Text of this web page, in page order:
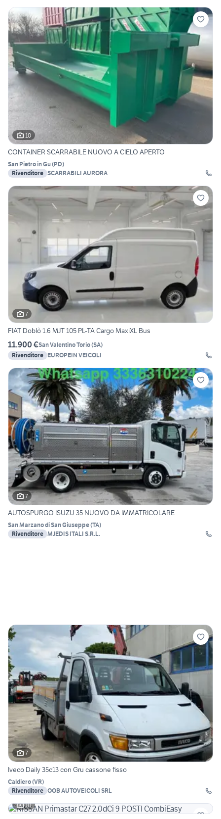
10
CONTAINER SCARRABILE NUOVO A CIELO APERTO
San Pietro in Gu(PD)
Rivenditore SCARRABILI AURORA
7
FIAT Doblò 1.6 MJT 105 PL-TA Cargo MaxiXL Bus
11.900 €San Valentino Torio(SA)
Rivenditore EUROPEIN VEICOLI
7
AUTOSPURGO ISUZU 35 NUOVO DA IMMATRICOLARE
San Marzano di San Giuseppe(TA)
Rivenditore MJEDIS ITALI S.R.L.
7
Iveco Daily 35c13 con Gru cassone fisso
Caldiero(VR)
Rivenditore OOB AUTOVEICOLI SRL
10